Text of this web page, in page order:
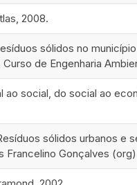
2008.
sólidos no
de Engenharia
ao social, do social ao
sólidos urbanos e
Gonçalves